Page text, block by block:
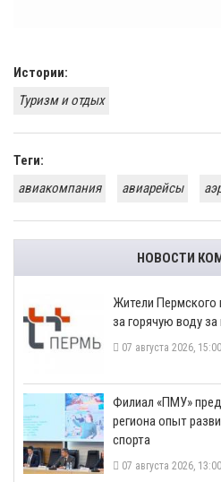
Истории:
Туризм и отдых
Теги:
авиакомпания
авиарейсы
НОВОСТИ
​Жители Пермского
за горячую воду
07 августа 2026, 15:00
​Филиал «ПМУ»
региона опыт
спорта
07 августа 2026, 13:00